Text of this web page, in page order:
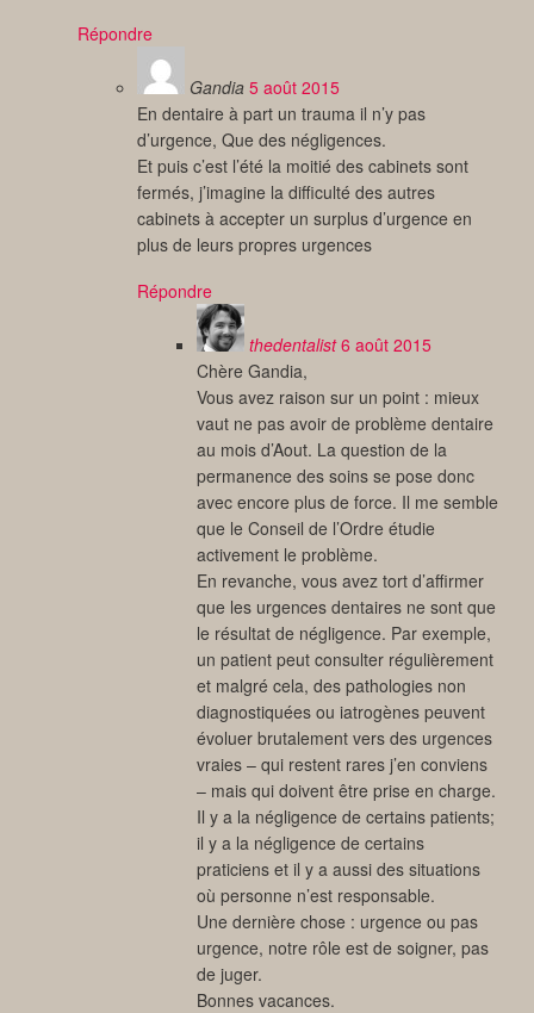
Répondre
Gandia 5 août 2015
En dentaire à part un trauma il n’y pas
d’urgence, Que des négligences.
Et puis c’est l’été la moitié des cabinets sont
fermés, j’imagine la difficulté des autres
cabinets à accepter un surplus d’urgence en
plus de leurs propres urgences
Répondre
thedentalist 6 août 2015
Chère Gandia,
Vous avez raison sur un point : mieux
vaut ne pas avoir de problème dentaire
au mois d’Aout. La question de la
permanence des soins se pose donc
avec encore plus de force. Il me semble
que le Conseil de l’Ordre étudie
activement le problème.
En revanche, vous avez tort d’affirmer
que les urgences dentaires ne sont que
le résultat de négligence. Par exemple,
un patient peut consulter régulièrement
et malgré cela, des pathologies non
diagnostiquées ou iatrogènes peuvent
évoluer brutalement vers des urgences
vraies – qui restent rares j’en conviens
– mais qui doivent être prise en charge.
Il y a la négligence de certains patients;
il y a la négligence de certains
praticiens et il y a aussi des situations
où personne n’est responsable.
Une dernière chose : urgence ou pas
urgence, notre rôle est de soigner, pas
de juger.
Bonnes vacances.